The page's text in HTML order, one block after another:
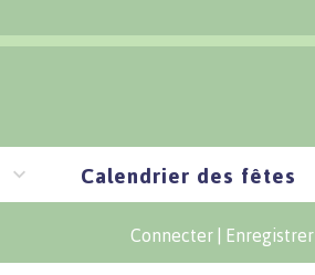
Calendrier des fêtes
Connecter Enregistrer